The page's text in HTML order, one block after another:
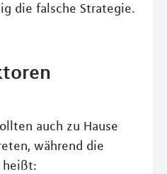
die falsche Strategie.
auch zu Hause
während die
heißt: